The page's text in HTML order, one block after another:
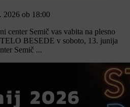
2026 ob 18:00
center Semič vas vabita na plesno
BESEDE v soboto, 13. junija
Semič ...